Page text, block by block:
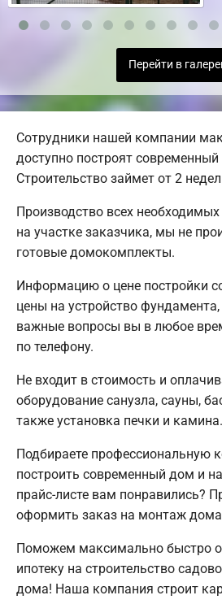
Перейти в
Сотрудники нашей компании
доступно построят
Строительство займет от 2
Производство всех
на участке заказчика, мы не
готовые домокомплекты.
Информацию о цене постройки
цены на устройство
важные вопросы вы в любое
по телефону.
Не входит в стоимость и
оборудование санузла, сауны,
также установка печки и камина.
Подбираете профессиональную
построить современный дом и
прайс-листе вам понравились?
оформить заказ на монтаж
Поможем максимально быстро
ипотеку на строительство
дома! Наша компания строит